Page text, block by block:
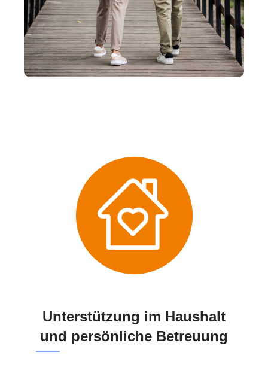
Unterstützung im Haushalt
und persönliche Betreuung